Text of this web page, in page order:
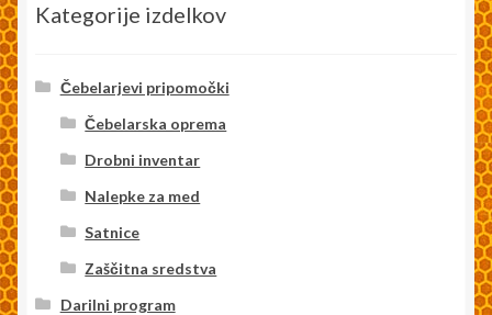
Kategorije izdelkov
Čebelarjevi pripomočki
Čebelarska oprema
Drobni inventar
Nalepke za med
Satnice
Zaščitna sredstva
Darilni program